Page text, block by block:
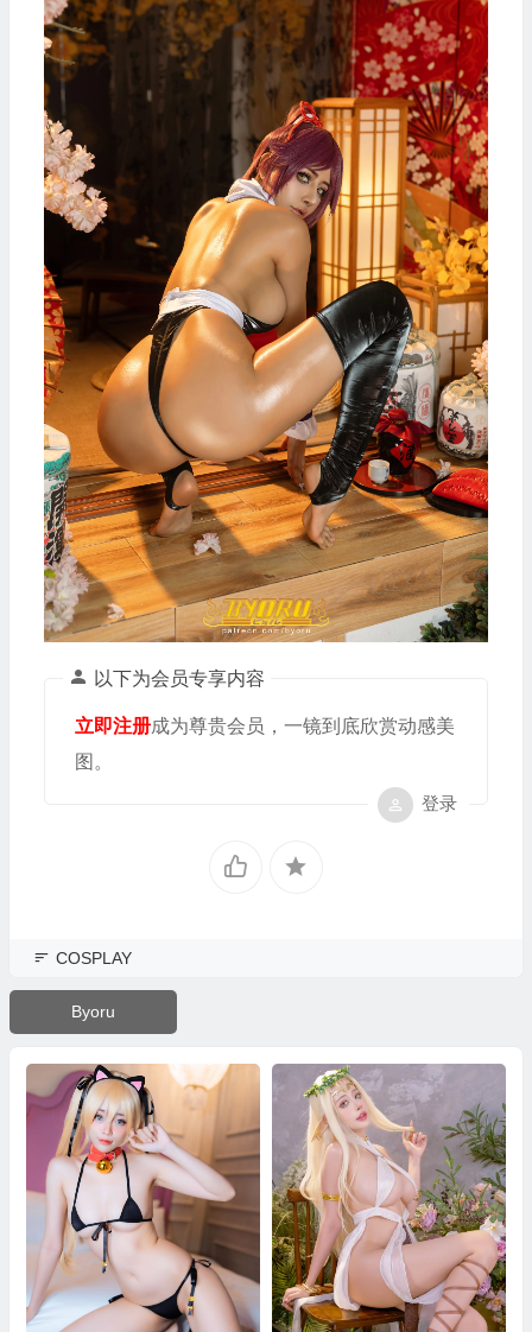
以下为会员专享内容
立即注册成为尊贵会员，一镜到底欣赏动感美
图。
登录
COSPLAY
Byoru